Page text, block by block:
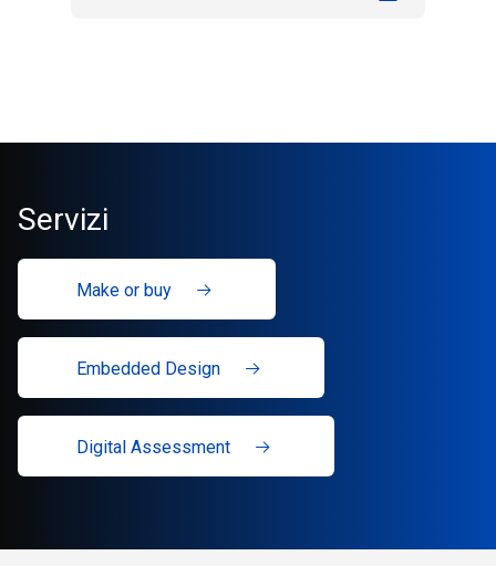
Servizi
Make or buy
Embedded Design
Digital Assessment